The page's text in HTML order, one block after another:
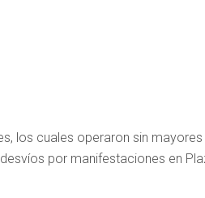
los cuales operaron sin mayores
por manifestaciones en